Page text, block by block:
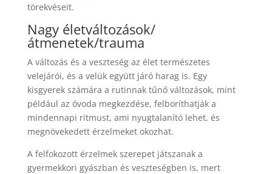
törekvéseit.
Nagy életváltozások/
átmenetek/trauma
A változás és a veszteség az élet természetes
velejárói, és a velük együtt járó harag is. Egy
kisgyerek számára a rutinnak tűnő változások, mint
például az óvoda megkezdése, felboríthatják a
mindennapi ritmust, ami nyugtalanító lehet, és
megnövekedett érzelmeket okozhat.
A felfokozott érzelmek szerepet játszanak a
gyermekkori gyászban és veszteségben is, mert